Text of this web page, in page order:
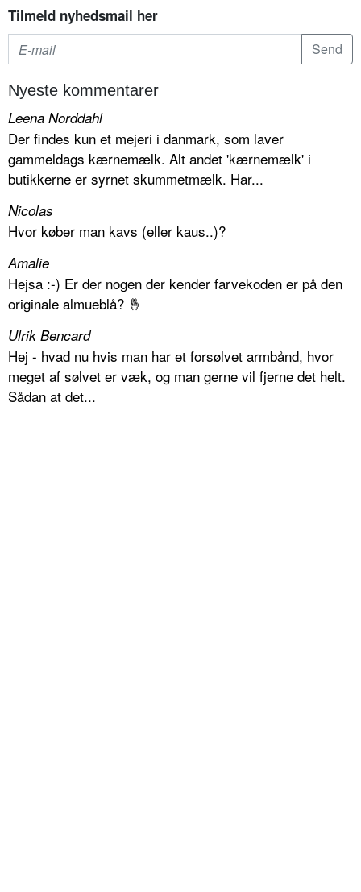
Tilmeld nyhedsmail her
Nyeste kommentarer
Leena Norddahl
Der findes kun et mejeri i danmark, som laver
gammeldags kærnemælk. Alt andet 'kærnemælk' i
butikkerne er syrnet skummetmælk. Har...
Nicolas
Hvor køber man kavs (eller kaus..)?
Amalie
Hejsa :-) Er der nogen der kender farvekoden er på den
originale almueblå? 🤞
Ulrik Bencard
Hej - hvad nu hvis man har et forsølvet armbånd, hvor
meget af sølvet er væk, og man gerne vil fjerne det helt.
Sådan at det...